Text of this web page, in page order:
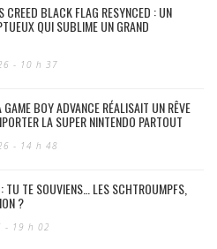
CREED BLACK FLAG RESYNCED : UN
QUI SUBLIME UN GRAND
- 10 h 37
BOY ADVANCE RÉALISAIT UN RÊVE
LA SUPER NINTENDO PARTOUT
- 14 h 48
TU TE SOUVIENS… LES SCHTROUMPFS,
?
- 19 h 02